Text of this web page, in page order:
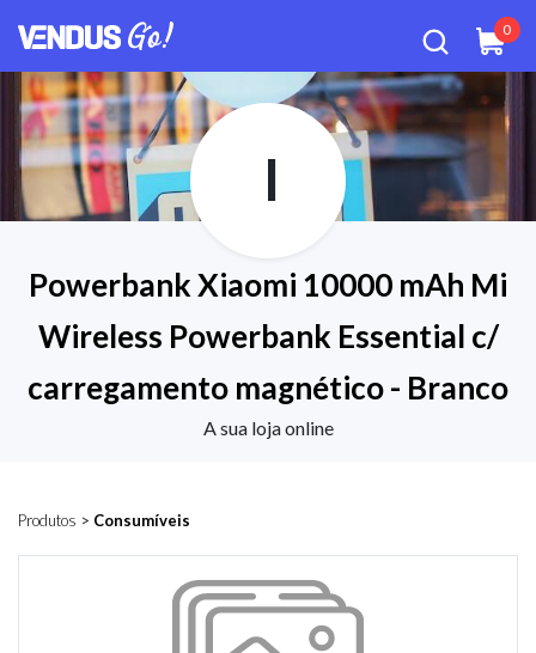
0
I
Powerbank Xiaomi 10000 mAh Mi
Wireless Powerbank Essential c/
carregamento magnético - Branco
A sua loja online
Produtos > Consumíveis